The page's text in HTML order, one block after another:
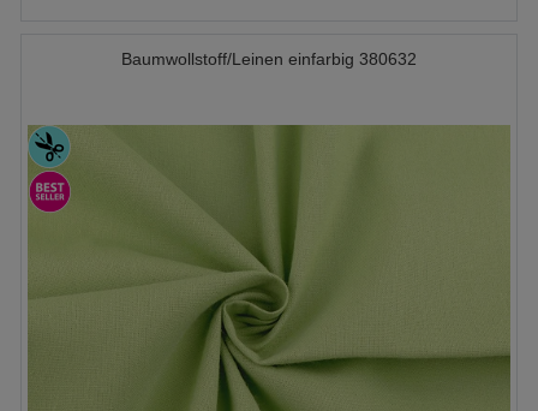
Baumwollstoff/Leinen einfarbig 380632